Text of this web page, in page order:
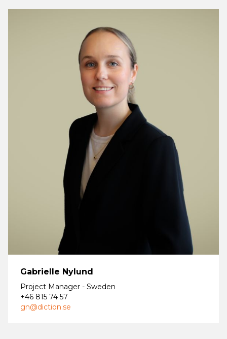
Gabrielle Nylund
Project Manager - Sweden
+46 815 74 57
gn@diction.se